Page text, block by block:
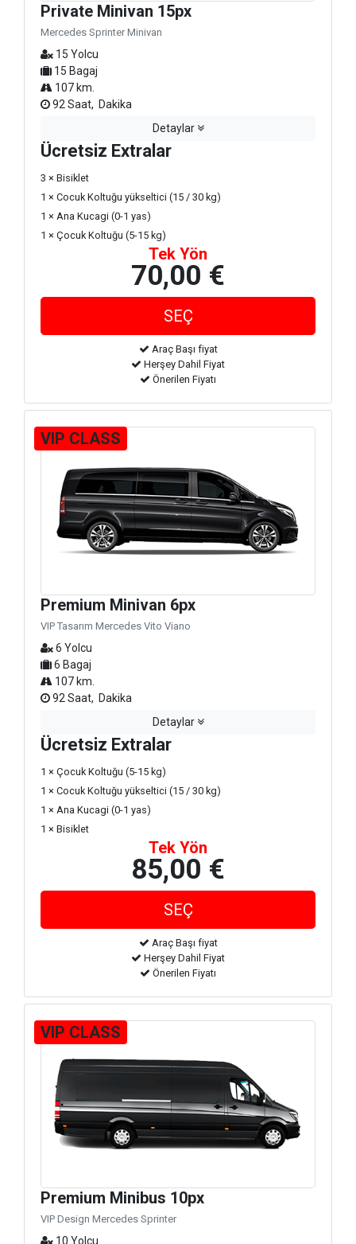
Private Minivan 15px
Mercedes Sprinter Minivan
15 Yolcu
15 Bagaj
107 km.
92 Saat, Dakika
Detaylar
Ücretsiz Extralar
3 × Bisiklet
1 × Cocuk Koltuğu yükseltici (15 / 30 kg)
1 × Ana Kucagi (0-1 yas)
1 × Çocuk Koltuğu (5-15 kg)
Tek Yön
70,00 €
Araç Başı fiyat
Herşey Dahil Fiyat
Önerilen Fiyatı
VIP CLASS
Premium Minivan 6px
VIP Tasarım Mercedes Vito Viano
6 Yolcu
6 Bagaj
107 km.
92 Saat, Dakika
Detaylar
Ücretsiz Extralar
1 × Çocuk Koltuğu (5-15 kg)
1 × Cocuk Koltuğu yükseltici (15 / 30 kg)
1 × Ana Kucagi (0-1 yas)
1 × Bisiklet
Tek Yön
85,00 €
Araç Başı fiyat
Herşey Dahil Fiyat
Önerilen Fiyatı
VIP CLASS
Premium Minibus 10px
VIP Design Mercedes Sprinter
10 Yolcu